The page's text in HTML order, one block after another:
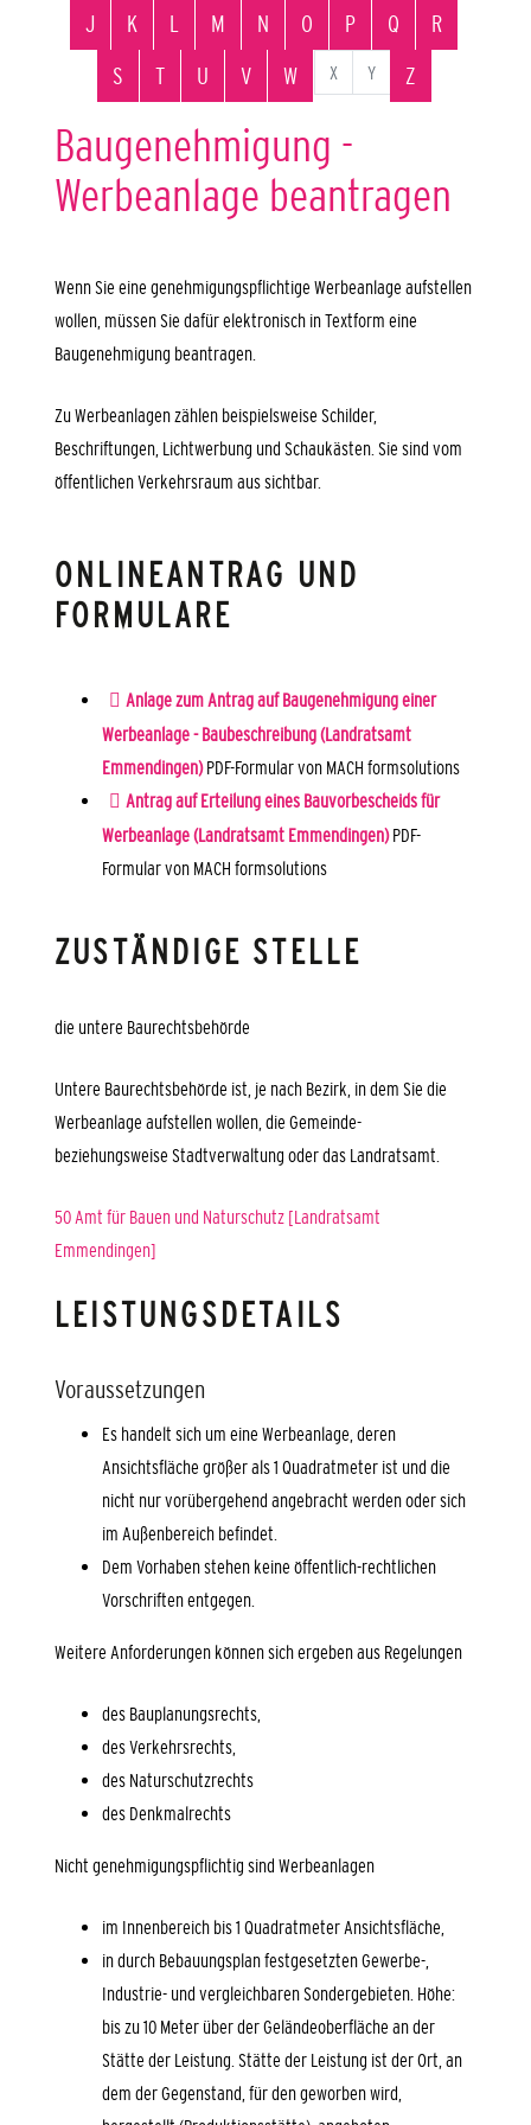
J
K L M N O P Q
R
S
T U V W X Y Z
Baugenehmigung -
Werbeanlage beantragen
Wenn Sie eine genehmigungspflichtige Werbeanlage aufstellen
wollen, müssen Sie dafür elektronisch in Textform eine
Baugenehmigung beantragen.
Zu Werbeanlagen zählen beispielsweise Schilder,
Beschriftungen, Lichtwerbung und Schaukästen. Sie sind vom
öffentlichen Verkehrsraum aus sichtbar.
ONLINEANTRAG UND
FORMULARE
Anlage zum Antrag auf Baugenehmigung einer
Werbeanlage - Baubeschreibung (Landratsamt
Emmendingen) PDF-Formular von MACH formsolutions
Antrag auf Erteilung eines Bauvorbescheids für
Werbeanlage (Landratsamt Emmendingen) PDF-
Formular von MACH formsolutions
ZUSTÄNDIGE STELLE
die untere Baurechtsbehörde
Untere Baurechtsbehörde ist, je nach Bezirk, in dem Sie die
Werbeanlage aufstellen wollen, die Gemeinde-
beziehungsweise Stadtverwaltung oder das Landratsamt.
50 Amt für Bauen und Naturschutz [Landratsamt
Emmendingen]
LEISTUNGSDETAILS
Voraussetzungen
Es handelt sich um eine Werbeanlage, deren
Ansichtsfläche größer als 1 Quadratmeter ist und die
nicht nur vorübergehend angebracht werden oder sich
im Außenbereich befindet.
Dem Vorhaben stehen keine öffentlich-rechtlichen
Vorschriften entgegen.
Weitere Anforderungen können sich ergeben aus Regelungen
des Bauplanungsrechts,
des Verkehrsrechts,
des Naturschutzrechts
des Denkmalrechts
Nicht genehmigungspflichtig sind Werbeanlagen
im Innenbereich bis 1 Quadratmeter Ansichtsfläche,
in durch Bebauungsplan festgesetzten Gewerbe-,
Industrie- und vergleichbaren Sondergebieten. Höhe:
bis zu 10 Meter über der Geländeoberfläche an der
Stätte der Leistung. Stätte der Leistung ist der Ort, an
dem der Gegenstand, für den geworben wird,